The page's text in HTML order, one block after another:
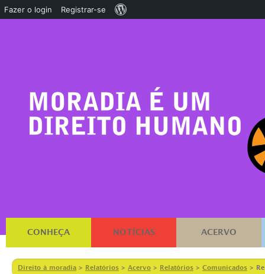
CONHEÇA NOTÍCIAS ACERVO
Direito à moradia > Relatórios > Acervo > Relatórios > Comunicados >
Fazer o login Registrar-se